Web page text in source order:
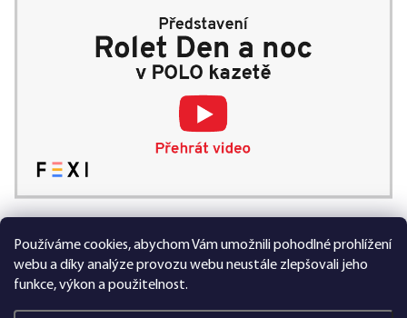
Používáme cookies, abychom Vám umožnili pohodlné prohlížení
webu a díky analýze provozu webu neustále zlepšovali jeho
funkce, výkon a použitelnost.
99 % spokojených zákazníků